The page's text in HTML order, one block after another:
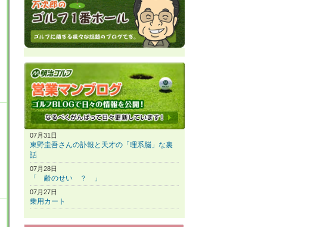
07月31日
東野圭吾さんの訃報と天才の「理系脳」な裏
話
07月28日
「 齢のせい ？ 」
07月27日
乗用カート